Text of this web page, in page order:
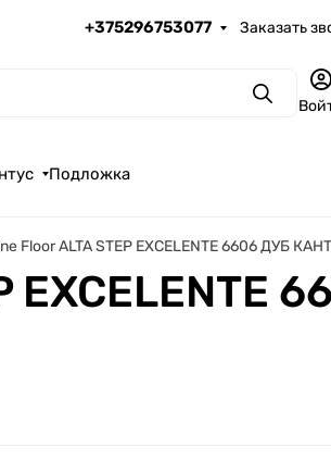
+375296753077 Заказать
Поиск
Подложка
Floor ALTA STEP EXCELENTE 6606 ДУБ
EXCELENTE